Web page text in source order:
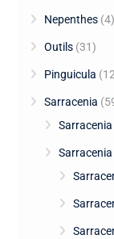
Nepenthes (4)
Outils (31)
Pinguicula
Sarracenia